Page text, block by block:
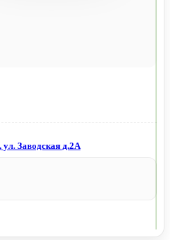
ул. Заводская д.2А